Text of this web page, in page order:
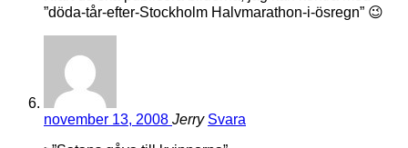
”döda-tår-efter-Stockholm Halvmarathon-i-ösregn” 😉
november 13, 2008 Jerry Svara